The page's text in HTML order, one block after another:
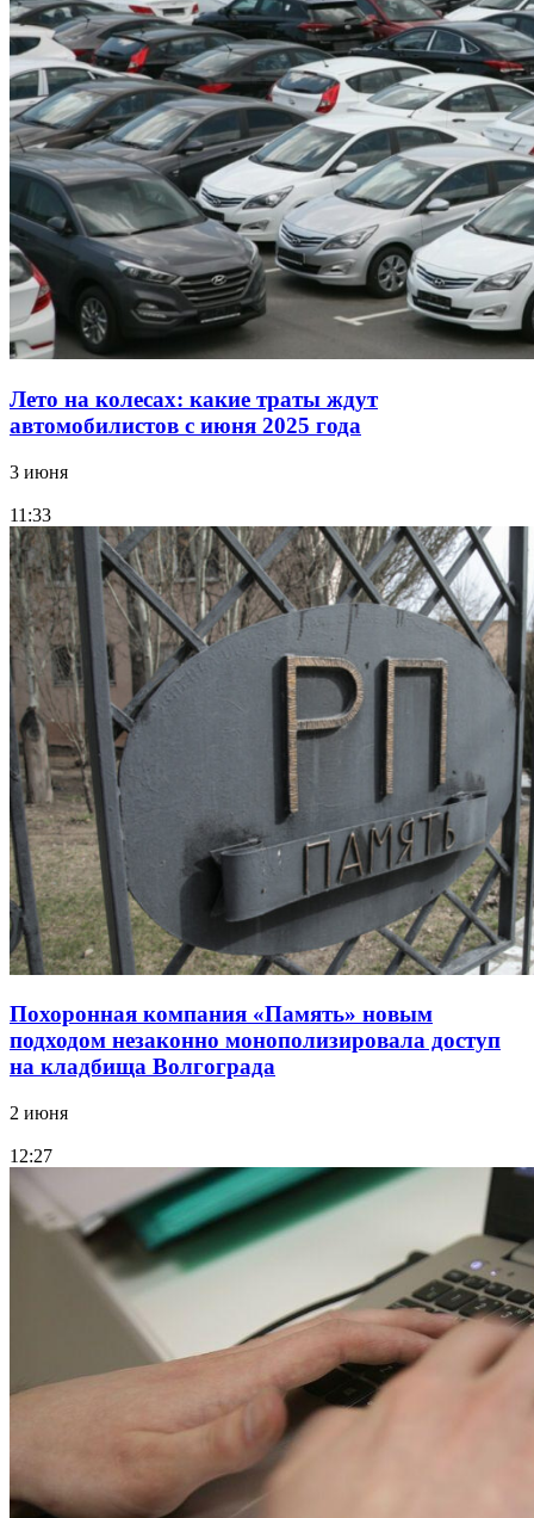
Лето на колесах: какие траты ждут
автомобилистов с июня 2025 года
3 июня
11:33
Похоронная компания «Память» новым
подходом незаконно монополизировала доступ
на кладбища Волгограда
2 июня
12:27